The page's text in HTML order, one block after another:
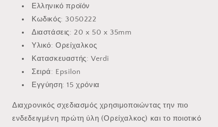
Ελληνικό προϊόν
Κωδικός: 3050222
Διαστάσεις: 20 x 50 x 35mm
Υλικό: Ορείχαλκος
Κατασκευαστής: Verdi
Σειρά: Epsilon
Εγγύηση: 15 χρόνια
Διαχρονικός σχεδιασμός χρησιμοποιώντας την πιο
ενδεδειγμένη πρώτη ύλη (Ορείχαλκος) και το ποιοτικό